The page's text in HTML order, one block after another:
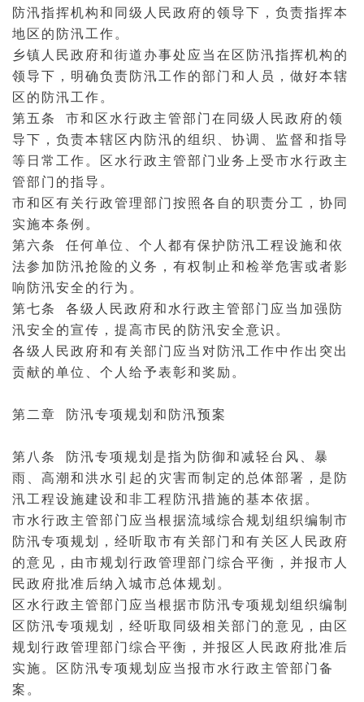
防汛指挥机构和同级人民政府的领导下，负责指挥本
地区的防汛工作。
乡镇人民政府和街道办事处应当在区防汛指挥机构的
领导下，明确负责防汛工作的部门和人员，做好本辖
区的防汛工作。
第五条 市和区水行政主管部门在同级人民政府的领
导下，负责本辖区内防汛的组织、协调、监督和指导
等日常工作。区水行政主管部门业务上受市水行政主
管部门的指导。
市和区有关行政管理部门按照各自的职责分工，协同
实施本条例。
第六条 任何单位、个人都有保护防汛工程设施和依
法参加防汛抢险的义务，有权制止和检举危害或者影
响防汛安全的行为。
第七条 各级人民政府和水行政主管部门应当加强防
汛安全的宣传，提高市民的防汛安全意识。
各级人民政府和有关部门应当对防汛工作中作出突出
贡献的单位、个人给予表彰和奖励。
第二章 防汛专项规划和防汛预案
第八条 防汛专项规划是指为防御和减轻台风、暴
雨、高潮和洪水引起的灾害而制定的总体部署，是防
汛工程设施建设和非工程防汛措施的基本依据。
市水行政主管部门应当根据流域综合规划组织编制市
防汛专项规划，经听取市有关部门和有关区人民政府
的意见，由市规划行政管理部门综合平衡，并报市人
民政府批准后纳入城市总体规划。
区水行政主管部门应当根据市防汛专项规划组织编制
区防汛专项规划，经听取同级相关部门的意见，由区
规划行政管理部门综合平衡，并报区人民政府批准后
实施。区防汛专项规划应当报市水行政主管部门备
案。